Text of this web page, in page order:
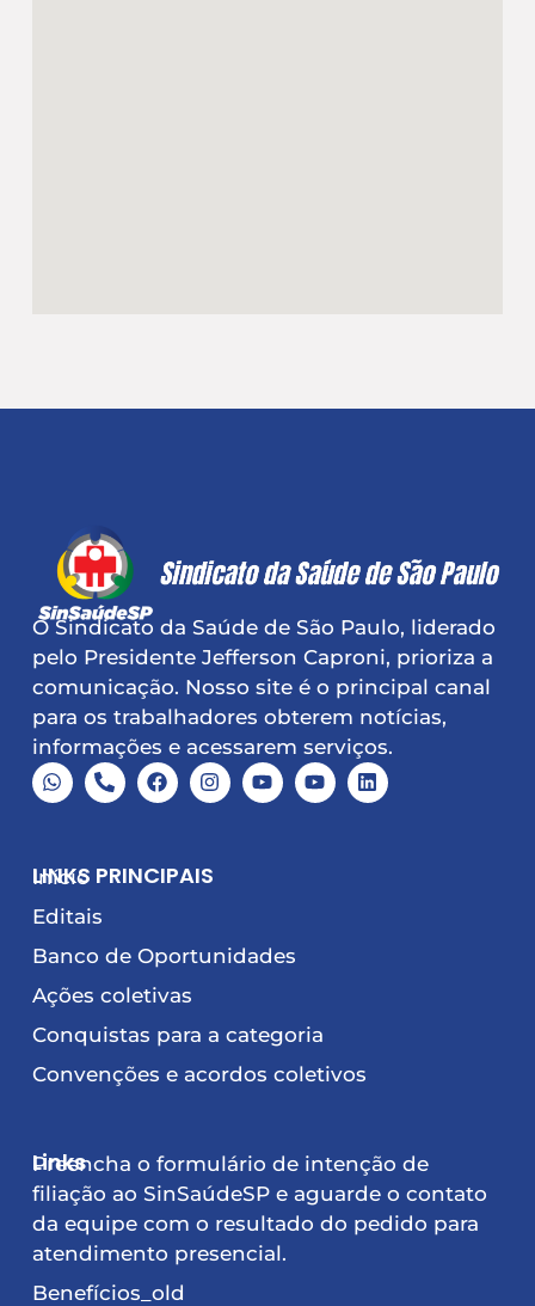
O Sindicato da Saúde de São Paulo, liderado
pelo Presidente Jefferson Caproni, prioriza a
comunicação. Nosso site é o principal canal
para os trabalhadores obterem notícias,
informações e acessarem serviços.
LINKS PRINCIPAIS
Início
Editais
Banco de Oportunidades
Ações coletivas
Conquistas para a categoria
Convenções e acordos coletivos
Links
Preencha o formulário de intenção de
filiação ao SinSaúdeSP e aguarde o contato
da equipe com o resultado do pedido para
atendimento presencial.
Benefícios_old